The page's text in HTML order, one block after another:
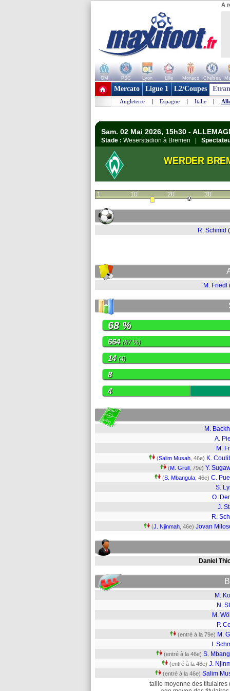
A
OM PSG Lyon Lille Monaco Chelsea
+ de clubs
Mercato Ligue 1 L2/Coupes
Angleterre | Espagne | Italie |
Sam. 02 Mai 2026, 15h30 -
Stade : Weserstadion à Bremen |
WERDER
1 10 20 30
R. Schmid
M. Friedl
68 %
664 (87 %)
14 (4)
8
4
M.
A.
M.
(Salim Musah , 46e) K.
(M. Grüll , 79e) Y.
(S. Mbangula , 46e) C.
S.
O.
J.
R.
(J. Njinmah , 46e) Jovan
Daniel
M.
N.
M.
P.
(entré à la 79e) M.
I.
(entré à la 46e) S.
(entré à la 46e) J.
(entré à la 46e) Salim
taille moyenne des titulaires